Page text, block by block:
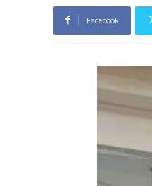
Facebook